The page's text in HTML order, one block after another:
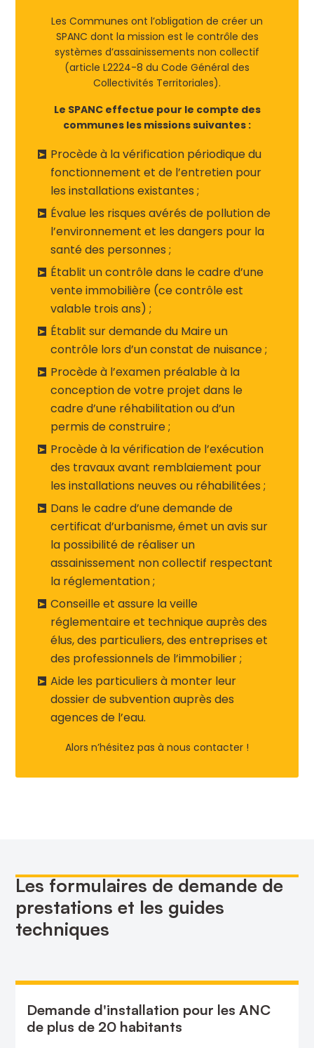
Les Communes ont l’obligation de créer un
SPANC dont la mission est le contrôle des
systèmes d’assainissements non collectif
(article L2224-8 du Code Général des
Collectivités Territoriales).
Le SPANC effectue pour le compte des
communes les missions suivantes :
Procède à la vérification périodique du
fonctionnement et de l’entretien pour
les installations existantes ;
Évalue les risques avérés de pollution de
l’environnement et les dangers pour la
santé des personnes ;
Établit un contrôle dans le cadre d’une
vente immobilière (ce contrôle est
valable trois ans) ;
Établit sur demande du Maire un
contrôle lors d’un constat de nuisance ;
Procède à l’examen préalable à la
conception de votre projet dans le
cadre d’une réhabilitation ou d’un
permis de construire ;
Procède à la vérification de l’exécution
des travaux avant remblaiement pour
les installations neuves ou réhabilitées ;
Dans le cadre d’une demande de
certificat d’urbanisme, émet un avis sur
la possibilité de réaliser un
assainissement non collectif respectant
la réglementation ;
Conseille et assure la veille
réglementaire et technique auprès des
élus, des particuliers, des entreprises et
des professionnels de l’immobilier ;
Aide les particuliers à monter leur
dossier de subvention auprès des
agences de l’eau.
Alors n’hésitez pas à nous contacter !
Les formulaires de demande de
prestations et les guides
techniques
Demande d'installation pour les ANC
de plus de 20 habitants